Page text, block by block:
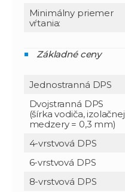
Minimálny priemer
vŕtania:
Základné ceny
Jednostranná DPS
Dvojstranná DPS
(šírka vodiča, izolačnej
medzery = 0,3 mm)
4-vrstvová DPS
6-vrstvová DPS
8-vrstvová DPS